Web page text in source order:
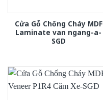
Cửa Gỗ Chống Cháy MDF
Laminate van ngang-a-
SGD